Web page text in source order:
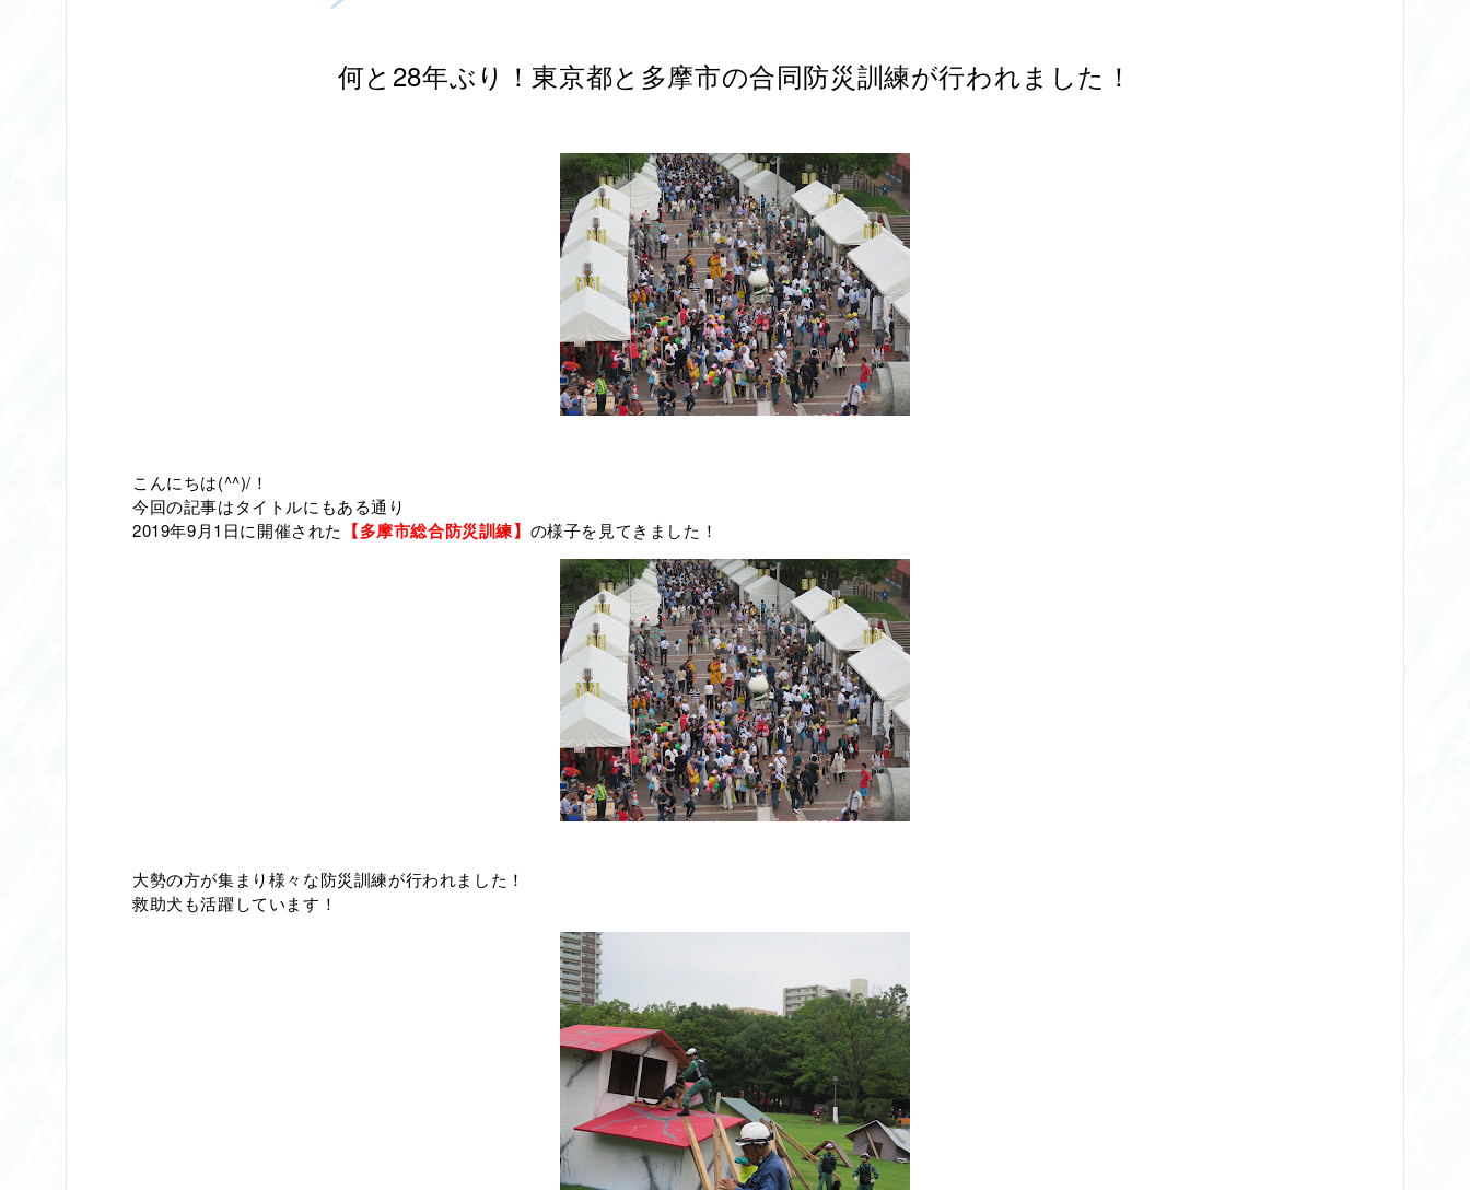
何と28年ぶり！東京都と多摩市の合同防災訓練が行われました！
こんにちは(^^)/！
今回の記事はタイトルにもある通り
2019年9月1日に開催された 【多摩市総合防災訓練】 の様子を見てきました ！
大勢の方が集まり様々な防災訓練が行われました！
救助犬も活躍しています！